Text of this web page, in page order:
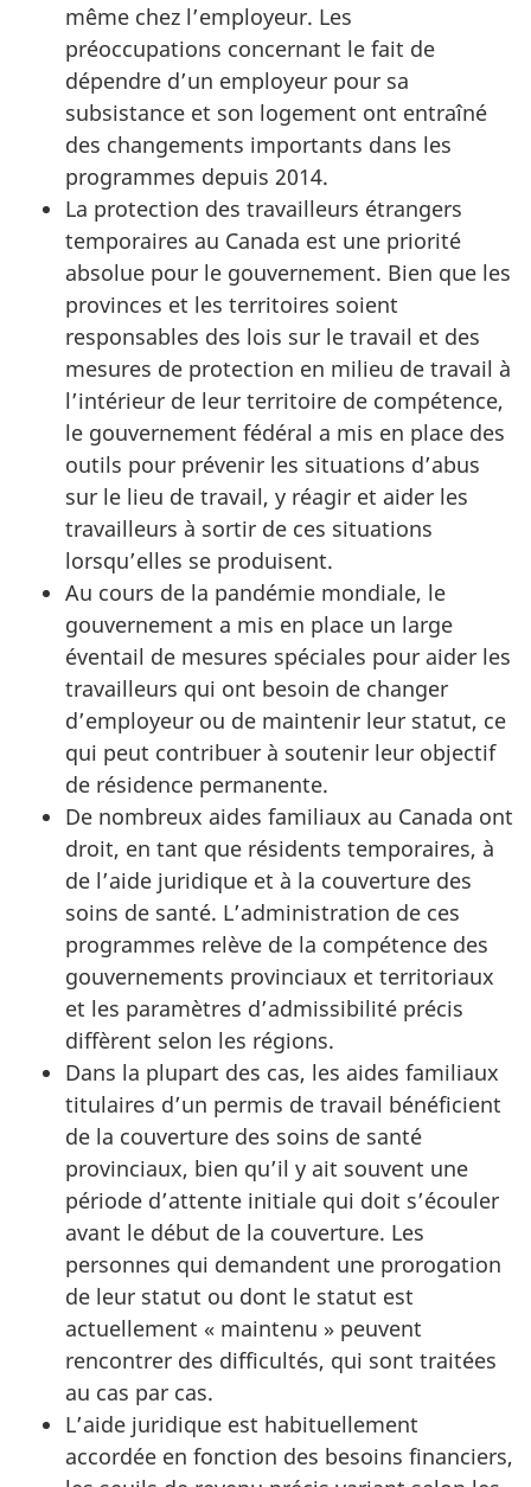
même chez l’employeur. Les
préoccupations concernant le fait de
dépendre d’un employeur pour sa
subsistance et son logement ont entraîné
des changements importants dans les
programmes depuis 2014.
La protection des travailleurs étrangers
temporaires au Canada est une priorité
absolue pour le gouvernement. Bien que les
provinces et les territoires soient
responsables des lois sur le travail et des
mesures de protection en milieu de travail à
l’intérieur de leur territoire de compétence,
le gouvernement fédéral a mis en place des
outils pour prévenir les situations d’abus
sur le lieu de travail, y réagir et aider les
travailleurs à sortir de ces situations
lorsqu’elles se produisent.
Au cours de la pandémie mondiale, le
gouvernement a mis en place un large
éventail de mesures spéciales pour aider les
travailleurs qui ont besoin de changer
d’employeur ou de maintenir leur statut, ce
qui peut contribuer à soutenir leur objectif
de résidence permanente.
De nombreux aides familiaux au Canada ont
droit, en tant que résidents temporaires, à
de l’aide juridique et à la couverture des
soins de santé. L’administration de ces
programmes relève de la compétence des
gouvernements provinciaux et territoriaux
et les paramètres d’admissibilité précis
diffèrent selon les régions.
Dans la plupart des cas, les aides familiaux
titulaires d’un permis de travail bénéficient
de la couverture des soins de santé
provinciaux, bien qu’il y ait souvent une
période d’attente initiale qui doit s’écouler
avant le début de la couverture. Les
personnes qui demandent une prorogation
de leur statut ou dont le statut est
actuellement « maintenu » peuvent
rencontrer des difficultés, qui sont traitées
au cas par cas.
L’aide juridique est habituellement
accordée en fonction des besoins financiers,